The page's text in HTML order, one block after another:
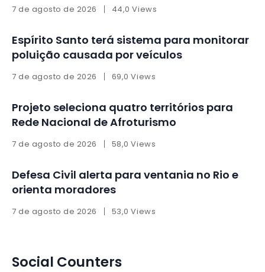
7 de agosto de 2026 44,0 Views
Espírito Santo terá sistema para monitorar
poluição causada por veículos
7 de agosto de 2026 69,0 Views
Projeto seleciona quatro territórios para
Rede Nacional de Afroturismo
7 de agosto de 2026 58,0 Views
Defesa Civil alerta para ventania no Rio e
orienta moradores
7 de agosto de 2026 53,0 Views
Social Counters